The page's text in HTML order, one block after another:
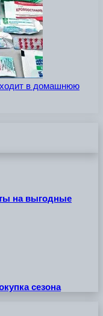
в домашнюю
на выгодные
сезона